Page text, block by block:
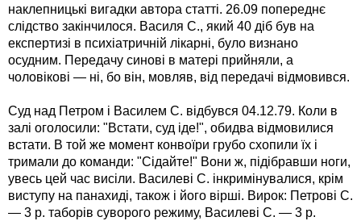
наклепницькі вигадки автора статті. 26.09 попереднє
слідство закінчилося. Василя С., який 40 діб був на
експертизі в психіатричній лікарні, було визнано
осудним. Передачу синові в матері прийняли, а
чоловікові — ні, бо він, мовляв, від передачі відмовився.
Суд над Петром і Василем С. відбувся 04.12.79. Коли в
залі оголосили: "Встати, суд іде!", обидва відмовилися
встати. В той же момент конвоїри грубо схопили їх і
тримали до команди: "Сідайте!" Вони ж, підібравши ноги,
увесь цей час висіли. Василеві С. інкримінувалися, крім
виступу на панахиді, також і його вірші. Вирок: Петрові С.
— 3 р. таборів суворого режиму, Василеві С. — 3 р.